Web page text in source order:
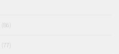
(86)
(77)